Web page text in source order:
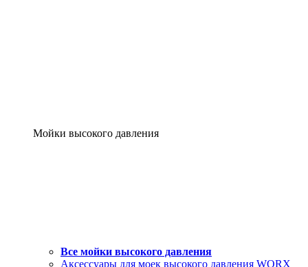
Мойки высокого давления
Все мойки высокого давления
Аксессуары для моек высокого давления WORX